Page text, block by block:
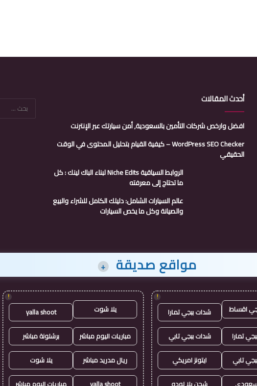
أحدث المقالات
افضل وارخص شركات التأمين بالسعودية, أمن سيارتك عبر الإنترنت
WordPress SEO Checker – كيفية القيام بتحليل المحتوى في الوقت
الحقيقي
الروابط السياقية Niche Edits لبناء الباك لينك : كل
ما تحتاج إلى معرفته
عالم السيارات الشامل: دليلك الكامل للشراء والبيع
والصيانة وكل ما يخص السيارات
مواقع صديقة +
!
اقساط شدات ببجي تمارا
تمارا شدات ببجي تابي
تابي ايتونز امريكي
!
يلا شوت yalla shoot
مباريات اليوم مباشر برشلونة مباشر
ريال مدريد مباشر يلا شوت